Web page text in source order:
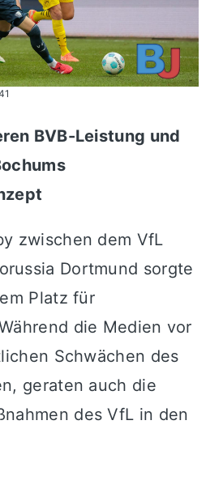
BVB-Leistung und
zwischen dem VfL
Dortmund sorgte
Platz für
die Medien vor
Schwächen des
geraten auch die
des VfL in den